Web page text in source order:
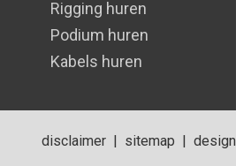
Rigging huren
Podium huren
Kabels huren
disclaimer | sitemap | design